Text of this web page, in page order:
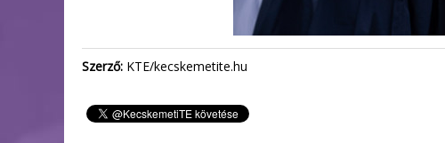
Szerző: KTE/kecskemetite.hu